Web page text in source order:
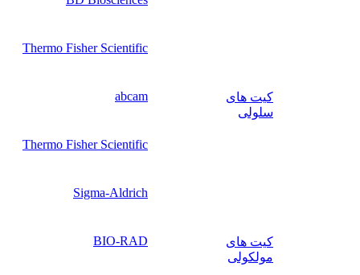
Thermo Fisher Scientific
کیت‌ های
سلولی
abcam
Thermo Fisher Scientific
Sigma-Aldrich
کیت‌ های
مولکولی
BIO-RAD